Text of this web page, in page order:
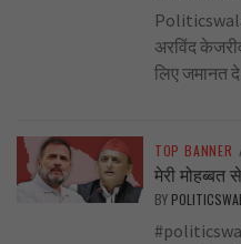
अरविंद
लिए जमानत
TOP BANNER
मेरी मोहब्बत
BY